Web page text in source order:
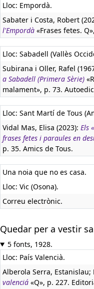
Lloc: Empordà.
Sabater i Costa, Robert
l'Empordà «Frases fetes.
Lloc: Sabadell (Vallès
Subirana i Oller, Rafel
a Sabadell (Primera Sèrie)
malament», p. 73.
Lloc: Sant Martí de Tous
Vidal Mas, Elisa (2023): Els
frases fetes i paraules en
p. 35. Amics de Tous.
Una noia que no es casa.
Lloc: Vic (Osona).
Correu electrònic.
Quedar per a vestir
5 fonts, 1928.
Lloc: País Valencià.
Alberola Serra, Estanislau;
valenciá «Q», p. 227.